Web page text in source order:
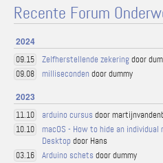
Recente Forum
2024
09.15 Zelfherstellende zekeringdoor
09.08 milliseconden door dummy
2023
11.10 arduino cursus door
10.10
macOS - How to hide an
Desktop door Hans
03.16 Arduino schets door dummy